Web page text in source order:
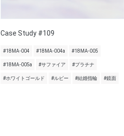
Case Study #109
#18MA-004 #18MA-004a #18MA-005
#18MA-005a #サファイア #プラチナ
#ホワイトゴールド #ルビー #結婚指輪 #鏡面